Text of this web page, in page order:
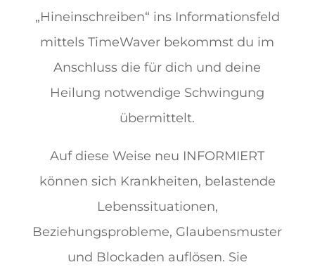
„Hineinschreiben“ ins Informationsfeld
mittels TimeWaver bekommst du im
Anschluss die für dich und deine
Heilung notwendige Schwingung
übermittelt.
Auf diese Weise neu INFORMIERT
können sich Krankheiten, belastende
Lebenssituationen,
Beziehungsprobleme, Glaubensmuster
und Blockaden auflösen. Sie